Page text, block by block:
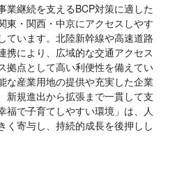
業継続を支えるBCP対策に適した
東・関西・中京にアクセスしやす
ています。北陸新幹線や高速道路
携により、広域的な交通アクセス
拠点として高い利便性を備えてい
な産業用地の提供や充実した企業
新規進出から拡張まで一貫して支
福で子育てしやすい環境」は、人
く寄与し、持続的成長を後押しし